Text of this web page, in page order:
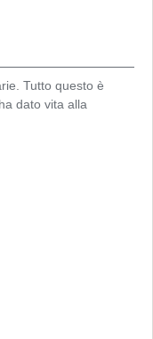
Tutto questo è
dato vita alla